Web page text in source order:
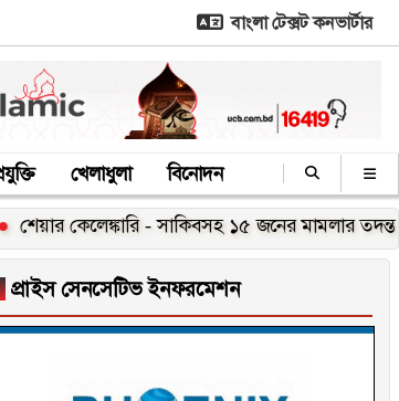
বাংলা টেক্সট কনভার্টার
খেলাধুলা বিনোদন
কেলেঙ্কারি - সাকিবসহ ১৫ জনের মামলার তদন্ত শেষ
প্রাইস সেনসেটিভ ইনফরমেশন